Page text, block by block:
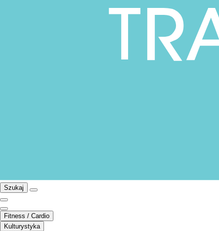
Szukaj
Fitness / Cardio
Kulturystyka